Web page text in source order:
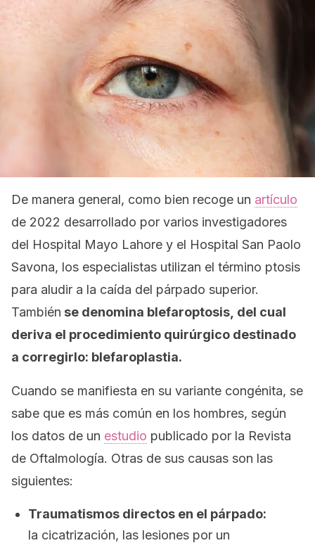
De manera general, como bien recoge un artículo
de 2022 desarrollado por varios investigadores
del Hospital Mayo Lahore y el Hospital San Paolo
Savona, los especialistas utilizan el término ptosis
para aludir a la caída del párpado superior.
También se denomina blefaroptosis, del cual
deriva el procedimiento quirúrgico destinado
a corregirlo: blefaroplastia.
Cuando se manifiesta en su variante congénita, se
sabe que es más común en los hombres, según
los datos de un estudio publicado por la Revista
de Oftalmología. Otras de sus causas son las
siguientes:
Traumatismos directos en el párpado:
la cicatrización, las lesiones por un